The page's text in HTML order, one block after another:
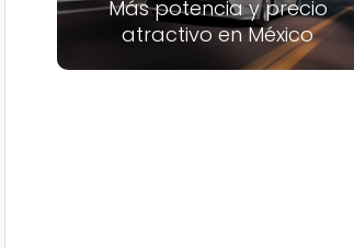
Más potencia y precio
atractivo en México